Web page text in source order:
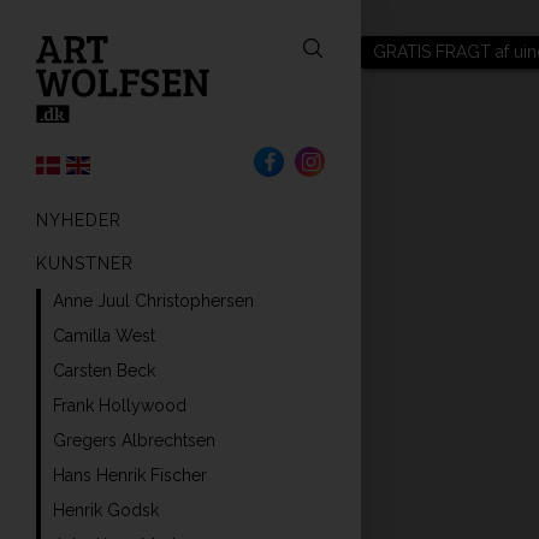
NYHEDER
KUNSTNER
Anne Juul Christophersen
Camilla West
Carsten Beck
Frank Hollywood
Gregers Albrechtsen
Hans Henrik Fischer
Henrik Godsk
GRATIS FRAGT af